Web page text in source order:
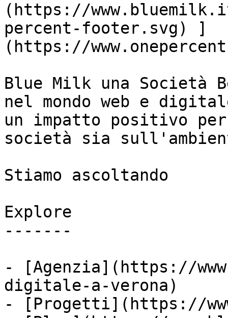
(https://
percent-footer.svg) ]
(https://
Blue Milk una
nel mondo web e
un impatto positivo
società sia
Stiamo ascoltando
Explore
-------
- [Agenzia](https://
digitale-a-verona)
- [Progetti](https://